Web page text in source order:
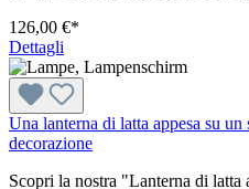
126,00 €*
Dettagli
Una lanterna di latta appesa su
decorazione
Scopri la nostra "Lanterna di latta